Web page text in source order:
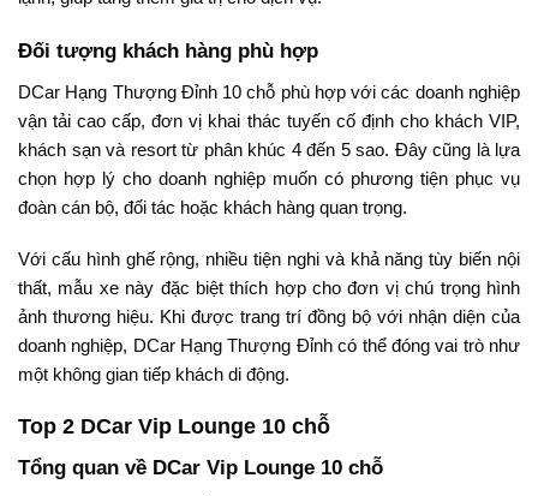
Đối tượng khách hàng phù hợp
DCar Hạng Thượng Đỉnh 10 chỗ phù hợp với các doanh nghiệp
vận tải cao cấp, đơn vị khai thác tuyến cố định cho khách VIP,
khách sạn và resort từ phân khúc 4 đến 5 sao. Đây cũng là lựa
chọn hợp lý cho doanh nghiệp muốn có phương tiện phục vụ
đoàn cán bộ, đối tác hoặc khách hàng quan trọng.
Với cấu hình ghế rộng, nhiều tiện nghi và khả năng tùy biến nội
thất, mẫu xe này đặc biệt thích hợp cho đơn vị chú trọng hình
ảnh thương hiệu. Khi được trang trí đồng bộ với nhận diện của
doanh nghiệp, DCar Hạng Thượng Đỉnh có thể đóng vai trò như
một không gian tiếp khách di động.
Top 2 DCar Vip Lounge 10 chỗ
Tổng quan về DCar Vip Lounge 10 chỗ